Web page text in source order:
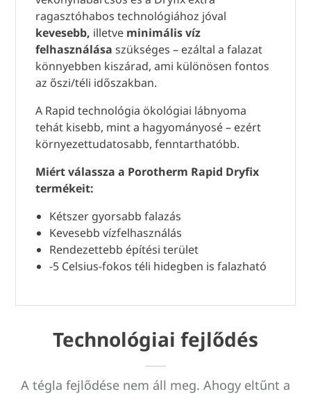
ragasztóhabos technológiához jóval
kevesebb, illetve minimális víz
felhasználása szükséges – ezáltal a falazat
könnyebben kiszárad, ami különösen fontos
az őszi/téli időszakban.
A Rapid technológia ökológiai lábnyoma
tehát kisebb, mint a hagyományosé – ezért
környezettudatosabb, fenntarthatóbb.
Miért válassza a Porotherm Rapid Dryfix
termékeit:
Kétszer gyorsabb falazás
Kevesebb vízfelhasználás
Rendezettebb építési terület
-5 Celsius-fokos téli hidegben is falazható
Technológiai fejlődés
A tégla fejlődése nem áll meg. Ahogy eltűnt a